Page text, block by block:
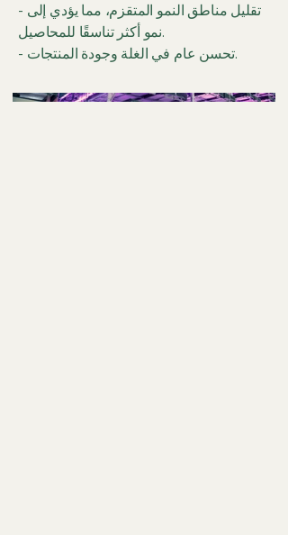
- تقليل مناطق النمو المتقزم، مما يؤدي إلى
نمو أكثر تناسقًا للمحاصيل.
- تحسن عام في الغلة وجودة المنتجات.